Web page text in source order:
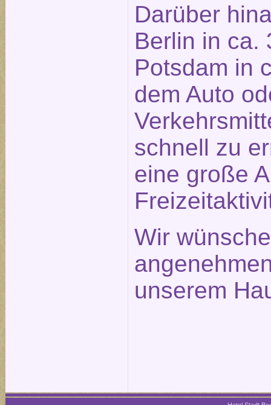
Darüber
Berlin in ca.
Potsdam in
dem Auto
schnell zu
eine große
Wir
unserem